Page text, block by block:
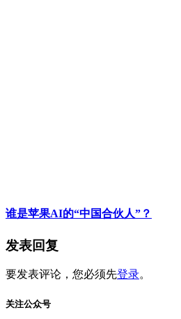
谁是苹果AI的“中国合伙人”？
发表回复
要发表评论，您必须先登录。
关注公众号